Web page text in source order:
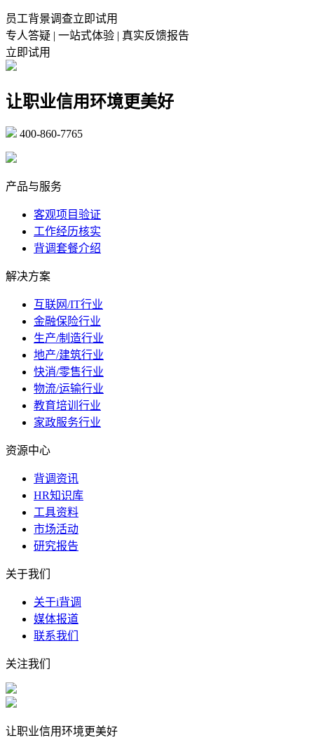
员工背景调查立即试用
专人答疑 | 一站式体验 | 真实反馈报告
立即试用
让职业信用环境更美好
400-860-7765
产品与服务
客观项目验证
工作经历核实
背调套餐介绍
解决方案
互联网/IT行业
金融保险行业
生产/制造行业
地产/建筑行业
快消/零售行业
物流/运输行业
教育培训行业
家政服务行业
资源中心
背调资讯
HR知识库
工具资料
市场活动
研究报告
关于我们
关于i背调
媒体报道
联系我们
关注我们
让职业信用环境更美好